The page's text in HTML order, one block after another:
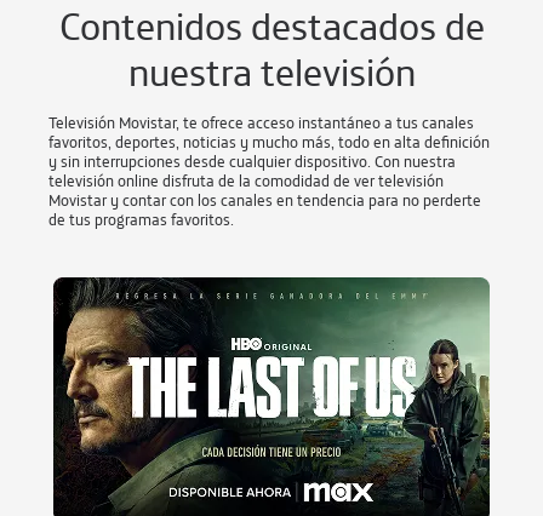
Contenidos destacados de
nuestra televisión
Televisión Movistar, te ofrece acceso instantáneo a tus canales
favoritos, deportes, noticias y mucho más, todo en alta definición
y sin interrupciones desde cualquier dispositivo. Con nuestra
televisión online disfruta de la comodidad de ver televisión
Movistar y contar con los canales en tendencia para no perderte
de tus programas favoritos.